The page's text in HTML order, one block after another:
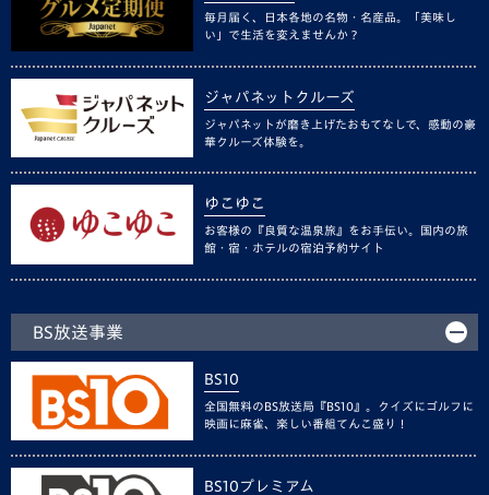
毎月届く、日本各地の名物・名産品。「美味し
い」で生活を変えませんか？
ジャパネットクルーズ
ジャパネットが磨き上げたおもてなしで、感動の豪
華クルーズ体験を。
ゆこゆこ
お客様の『良質な温泉旅』をお手伝い。国内の旅
館・宿・ホテルの宿泊予約サイト
BS放送事業
BS10
全国無料のBS放送局『BS10』。クイズにゴルフに
映画に麻雀、楽しい番組てんこ盛り！
BS10プレミアム